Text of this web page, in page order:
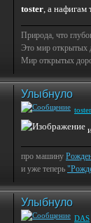
toster, а нафигам
Природа, что
Это мир открытых
Мир открытых
Улыбнуло
toster
про машину
и уже теперь
Улыбнуло
DAS